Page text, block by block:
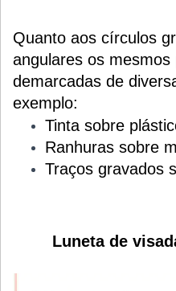
Quanto aos círculos
angulares os
demarcadas de
exemplo:
Tinta sobre
Ranhuras sobre
Traços gravados
Luneta de